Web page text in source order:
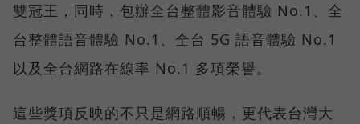
雙冠王，同時，包辦全台整體影音體驗 No.1、全
台整體語音體驗 No.1、全台 5G 語音體驗 No.1
以及全台網路在線率 No.1 多項榮譽。
這些獎項反映的不只是網路順暢，更代表台灣大